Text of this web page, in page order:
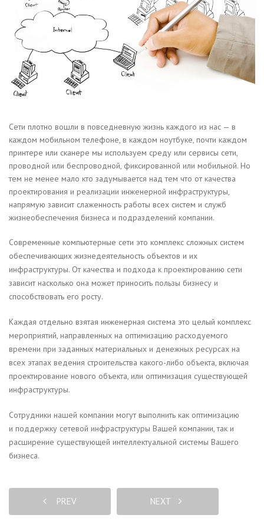
Cети плотно вошли в повседневную жизнь каждого из нас — в
каждом мобильном телефоне, в каждом ноутбуке, почти каждом
принтере или сканере мы используем среду или сервисы сети,
проводной или беcпроводной, фиксированной или мобильной. Но
тем не менее мало кто задумывается над тем что от качества
проектирования и реализации инженерной инфраструктуры,
напрямую зависит слаженность работы всех систем и служб
жизнеобеспечения бизнеса и подразделений компании.
Современные компьютерные сети это комплекс сложных систем
обеспечивающих жизнедеятельность объектов и их
инфраструктуры. От качества и подхода к проектированию сети
зависит насколько она может приносить пользы бизнесу и
способствовать его росту.
Каждая отдельно взятая инженерная система это целый комплекс
мероприятий, направленных на оптимизацию расходуемого
времени при заданных материальных и денежных ресурсах на
всех этапах ведения строительства какого-либо объекта, включая
проектирование нового объекта, или оптимизация существующей
инфраструктуры.
Сотрудники нашей компании могут выполнить как оптимизацию
и поддержку сетевой инфраструктуры Вашей компании, так и
расширение существующей интеллектуальной системы Вашего
бизнеса.
PREV NEXT